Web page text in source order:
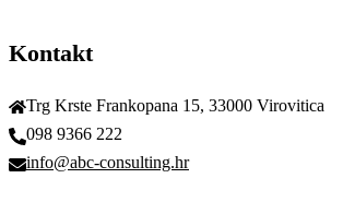
Kontakt
Trg Krste Frankopana 15, 33000 Virovitica
098 9366 222
info@abc-consulting.hr